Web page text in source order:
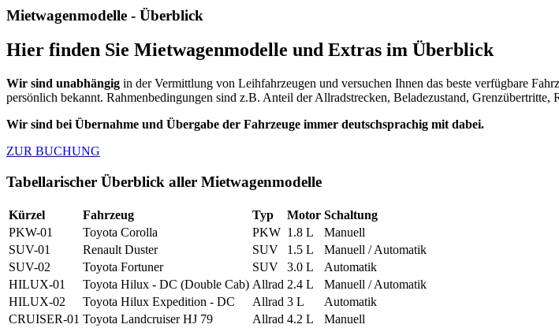
Mietwagenmodelle - Überblick
Hier finden Sie Mietwagenmodelle und Extras im Überblick
Wir sind unabhängig in der Vermittlung von Leihfahrzeugen und versuchen Ihnen das beste verfügbare
persönlich bekannt. Rahmenbedingungen sind z.B. Anteil der Allradstrecken, Beladezustand, Grenzübertritte,
Wir sind bei Übernahme und Übergabe der Fahrzeuge immer deutschsprachig mit dabei.
ZUR BUCHUNG
Tabellarischer Überblick aller Mietwagenmodelle
Kürzel Fahrzeug Typ Motor Schaltung
PKW-01
Toyota Corolla PKW 1.8 L
Manuell
SUV-01
Renault Duster SUV 1.5 L
Manuell / Automatik
SUV-02
Toyota Fortuner SUV 3.0 L
Automatik
HILUX-01
Toyota Hilux - DC (Double Cab) Allrad 2.4 L
Manuell / Automatik
HILUX-02
Toyota Hilux Expedition - DC Allrad 3 L
Automatik
CRUISER-01 Toyota Landcruiser HJ 79 Allrad 4.2 L
Manuell